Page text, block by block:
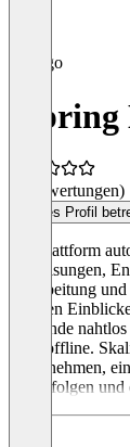
(0 Bewertungen)
Dieses Profil
Die Plattform
Zuweisungen,
Einarbeitung
erhalten
Lernende
auch offline.
Unternehmen,
zu verfolgen